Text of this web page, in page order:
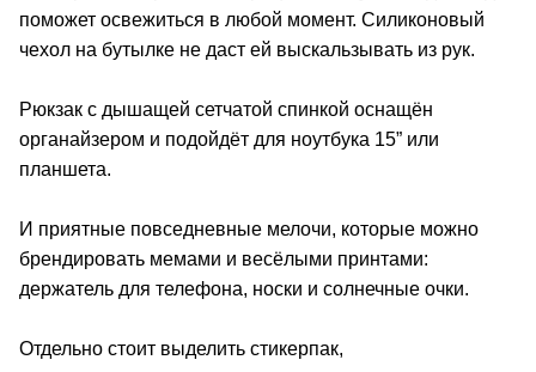
поможет освежиться в любой момент. Силиконовый
чехол на бутылке не даст ей выскальзывать из рук.
Рюкзак с дышащей сетчатой спинкой оснащён
органайзером и подойдёт для ноутбука 15” или
планшета.
И приятные повседневные мелочи, которые можно
брендировать мемами и весёлыми принтами:
держатель для телефона, носки и солнечные очки.
Отдельно стоит выделить стикерпак,